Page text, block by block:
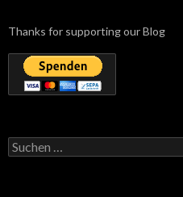
Thanks for supporting our Blog
Suchen
nach: